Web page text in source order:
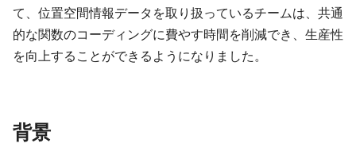
て、位置空間情報データを取り扱っているチームは、共通
的な関数のコーディングに費やす時間を削減でき、生産性
を向上することができるようになりました。
背景